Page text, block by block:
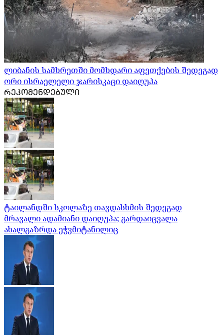
ლიბანის სამხრეთში მომხდარი აფეთქების შედეგად
ორი ისრაელელი ჯარისკაცი დაიღუპა
ᲠᲔᲙᲝᲛᲔᲜᲓᲔᲑᲣᲚᲘ
ტაილანდში სკოლაზე თავდასხმის შედეგად
მრავალი ადამიანი დაიღუპა; გარდაიცვალა
ახალგაზრდა ეჭვმიტანილიც